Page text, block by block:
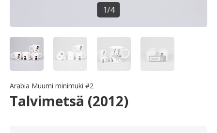
1/4
Arabia Muumi minimuki #2
Talvimetsä (2012)